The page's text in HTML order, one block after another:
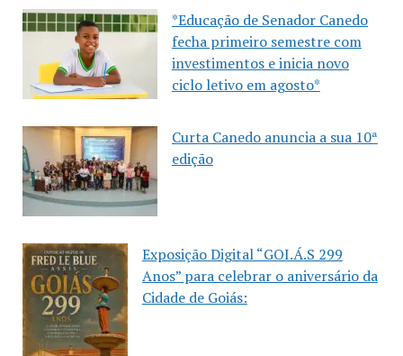
*Educação de Senador Canedo
fecha primeiro semestre com
investimentos e inicia novo
ciclo letivo em agosto*
Curta Canedo anuncia a sua 10ª
edição
Exposição Digital “GOI.Á.S 299
Anos” para celebrar o aniversário da
Cidade de Goiás: